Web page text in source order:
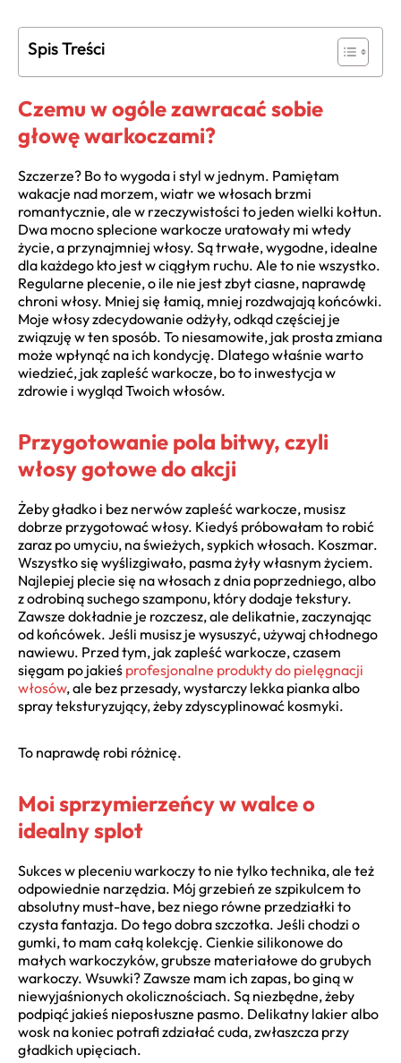
Spis Treści
Czemu w ogóle zawracać sobie
głowę warkoczami?
Szczerze? Bo to wygoda i styl w jednym. Pamiętam
wakacje nad morzem, wiatr we włosach brzmi
romantycznie, ale w rzeczywistości to jeden wielki kołtun.
Dwa mocno splecione warkocze uratowały mi wtedy
życie, a przynajmniej włosy. Są trwałe, wygodne, idealne
dla każdego kto jest w ciągłym ruchu. Ale to nie wszystko.
Regularne plecenie, o ile nie jest zbyt ciasne, naprawdę
chroni włosy. Mniej się łamią, mniej rozdwajają końcówki.
Moje włosy zdecydowanie odżyły, odkąd częściej je
związuję w ten sposób. To niesamowite, jak prosta zmiana
może wpłynąć na ich kondycję. Dlatego właśnie warto
wiedzieć, jak zapleść warkocze, bo to inwestycja w
zdrowie i wygląd Twoich włosów.
Przygotowanie pola bitwy, czyli
włosy gotowe do akcji
Żeby gładko i bez nerwów zapleść warkocze, musisz
dobrze przygotować włosy. Kiedyś próbowałam to robić
zaraz po umyciu, na świeżych, sypkich włosach. Koszmar.
Wszystko się wyślizgiwało, pasma żyły własnym życiem.
Najlepiej plecie się na włosach z dnia poprzedniego, albo
z odrobiną suchego szamponu, który dodaje tekstury.
Zawsze dokładnie je rozczesz, ale delikatnie, zaczynając
od końcówek. Jeśli musisz je wysuszyć, używaj chłodnego
nawiewu. Przed tym, jak zapleść warkocze, czasem
sięgam po jakieś profesjonalne produkty do pielęgnacji
włosów, ale bez przesady, wystarczy lekka pianka albo
spray teksturyzujący, żeby zdyscyplinować kosmyki.
To naprawdę robi różnicę.
Moi sprzymierzeńcy w walce o
idealny splot
Sukces w pleceniu warkoczy to nie tylko technika, ale też
odpowiednie narzędzia. Mój grzebień ze szpikulcem to
absolutny must-have, bez niego równe przedziałki to
czysta fantazja. Do tego dobra szczotka. Jeśli chodzi o
gumki, to mam całą kolekcję. Cienkie silikonowe do
małych warkoczyków, grubsze materiałowe do grubych
warkoczy. Wsuwki? Zawsze mam ich zapas, bo giną w
niewyjaśnionych okolicznościach. Są niezbędne, żeby
podpiąć jakieś nieposłuszne pasmo. Delikatny lakier albo
wosk na koniec potrafi zdziałać cuda, zwłaszcza przy
gładkich upięciach.